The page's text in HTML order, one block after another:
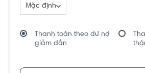
Mặc định
Thanh toán theo dư nợ
giảm dần